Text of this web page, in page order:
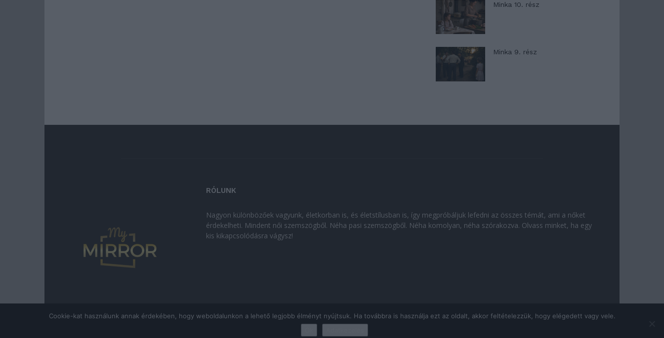
Minka 10. rész
Minka 9. rész
RÓLUNK
Nagyon különbözőek vagyunk, életkorban is, és életstílusban is, így megpróbáljuk lefedni az összes témát, ami a nőket
érdekelheti. Mindent női szemszögből. Néha pasi szemszögből. Néha komolyan, néha szórakozva. Olvass minket, ha egy
kis kikapcsolódásra vágysz!
Cookie-kat használunk annak érdekében, hogy weboldalunkon a lehető legjobb élményt nyújtsuk. Ha továbbra is használja ezt az oldalt, akkor feltételezzük, hogy elégedett vagy vele.